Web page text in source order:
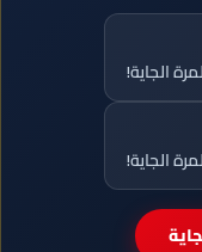
الجاية!
الجاية!